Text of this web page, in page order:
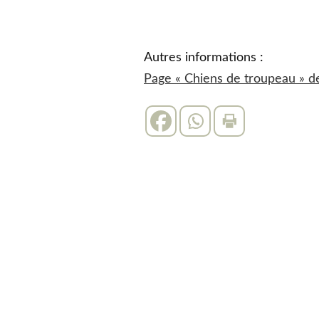
Autres informations :
Page « Chiens de troupeau »